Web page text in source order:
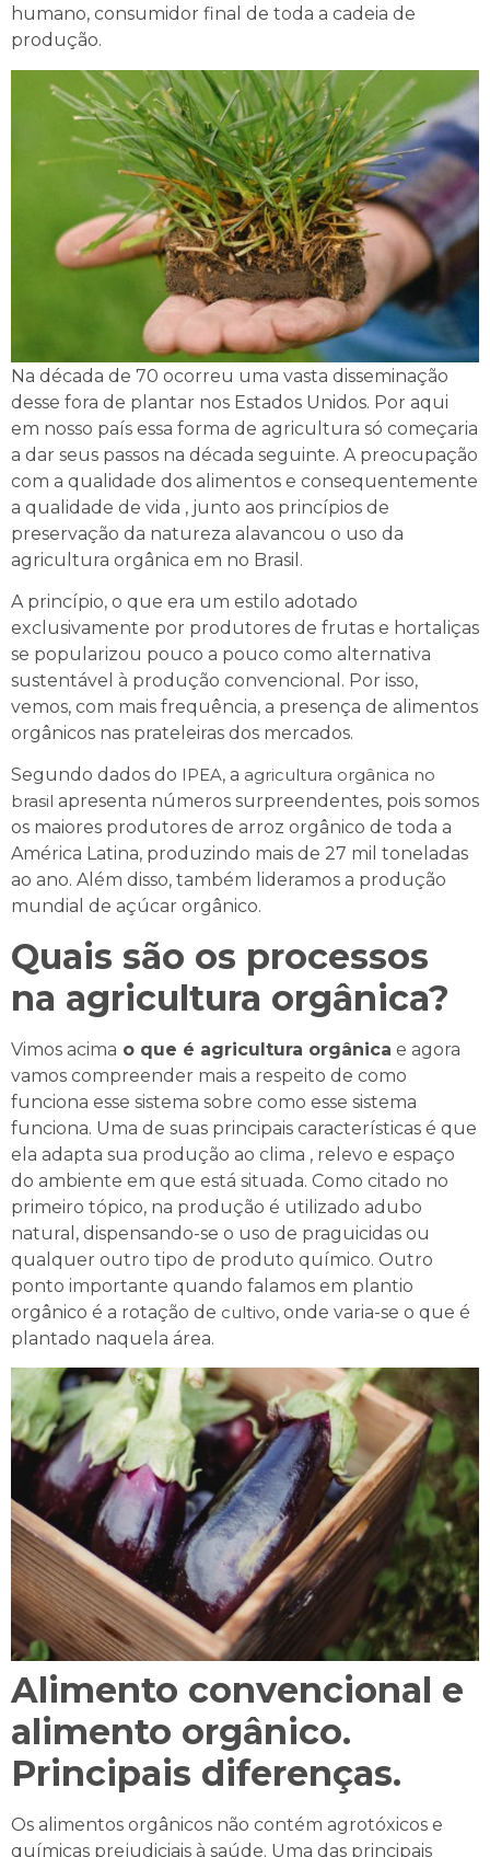
humano, consumidor final de toda a cadeia de
produção.
Na década de 70 ocorreu uma vasta disseminação
desse fora de plantar nos Estados Unidos. Por aqui
em nosso país essa forma de agricultura só começaria
a dar seus passos na década seguinte. A preocupação
com a qualidade dos alimentos e consequentemente
a qualidade de vida , junto aos princípios de
preservação da natureza alavancou o uso da
agricultura orgânica em no Brasil.
A princípio, o que era um estilo adotado
exclusivamente por produtores de frutas e hortaliças
se popularizou pouco a pouco como alternativa
sustentável à produção convencional. Por isso,
vemos, com mais frequência, a presença de alimentos
orgânicos nas prateleiras dos mercados.
Segundo dados do IPEA, a agricultura orgânica no
brasil apresenta números surpreendentes, pois somos
os maiores produtores de arroz orgânico de toda a
América Latina, produzindo mais de 27 mil toneladas
ao ano. Além disso, também lideramos a produção
mundial de açúcar orgânico.
Quais são os processos
na agricultura orgânica?
Vimos acima o que é agricultura orgânica e agora
vamos compreender mais a respeito de como
funciona esse sistema sobre como esse sistema
funciona. Uma de suas principais características é que
ela adapta sua produção ao clima , relevo e espaço
do ambiente em que está situada. Como citado no
primeiro tópico, na produção é utilizado adubo
natural, dispensando-se o uso de praguicidas ou
qualquer outro tipo de produto químico. Outro
ponto importante quando falamos em plantio
orgânico é a rotação de cultivo, onde varia-se o que é
plantado naquela área.
Alimento convencional e
alimento orgânico.
Principais diferenças.
Os alimentos orgânicos não contém agrotóxicos e
químicas prejudiciais à saúde. Uma das principais